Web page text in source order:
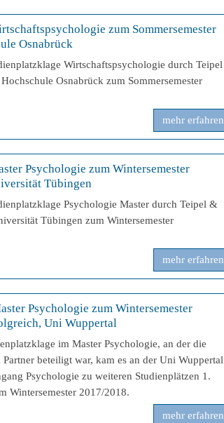
16 17 >
zum Sommersemester
Osnabrück
Wirtschaftspsychologie durch Teipel
Osnabrück zum Sommersemester
mehr erfahren
Psychologie zum Wintersemester
Tübingen
Psychologie Master durch Teipel &
Tübingen zum Wintersemester
mehr erfahren
Psychologie zum Wintersemester
Uni Wuppertal
im Master Psychologie, an der die
beteiligt war, kam es an der Uni Wuppertal
Psychologie zu weiteren Studienplätzen 1.
Wintersemester 2017/2018.
mehr erfahren